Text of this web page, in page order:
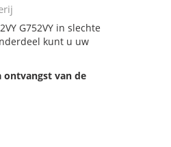
G752VY in slechte
kunt u uw
ontvangst van de